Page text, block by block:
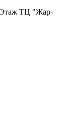
Этаж ТЦ "Жар-